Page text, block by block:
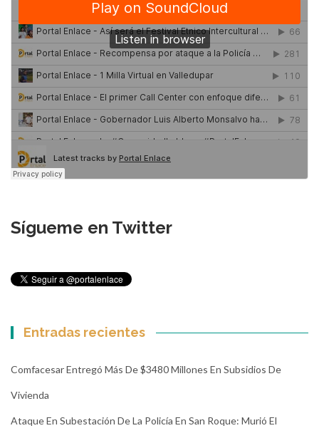
Sígueme en Twitter
Entradas recientes
Comfacesar Entregó Más De $3480 Millones En Subsidios De
Vivienda
Ataque En Subestación De La Policía En San Roque: Murió El